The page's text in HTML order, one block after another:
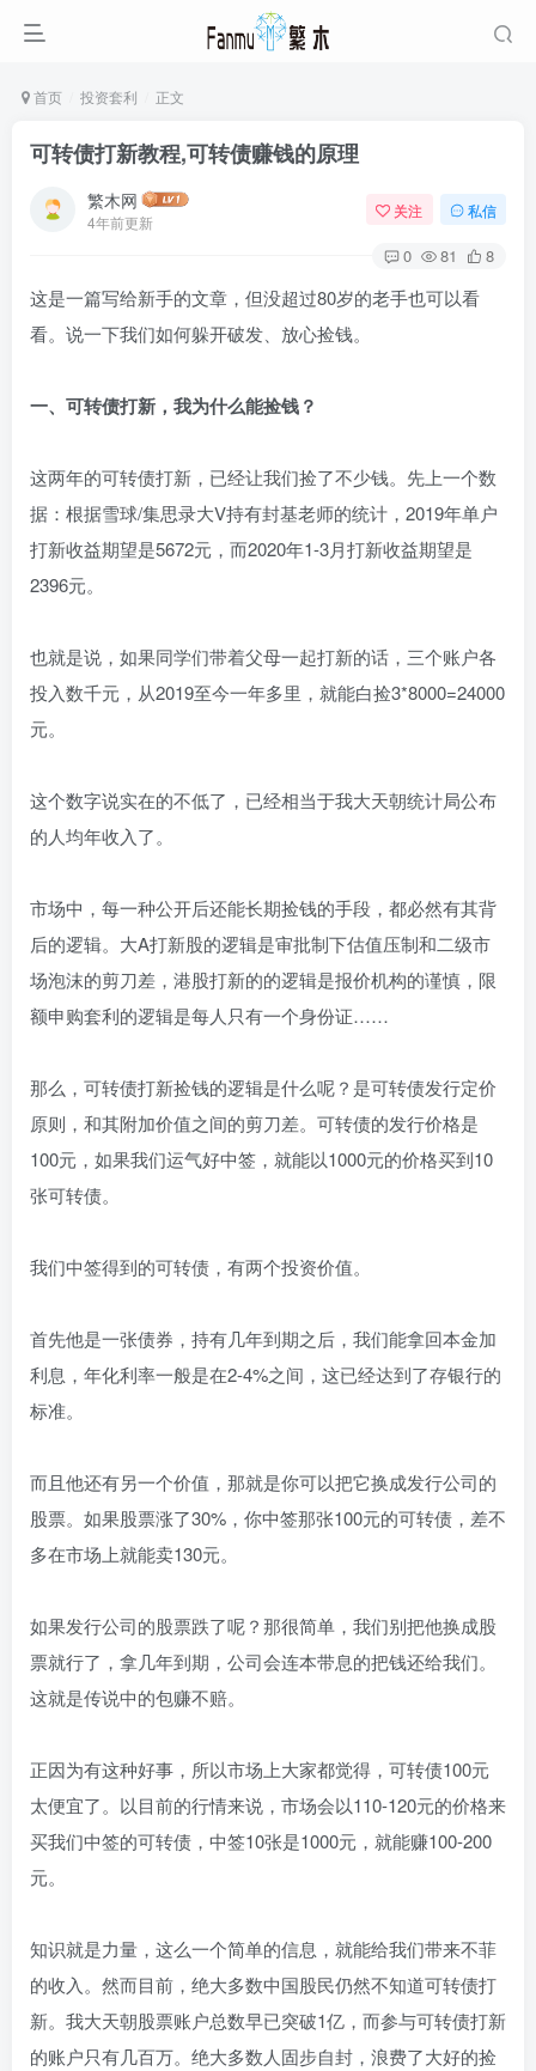
首页 投资套利 正文
可转债打新教程,可转债赚钱的原理
繁木网
4年前更新
关注 私信
0 81 8
这是一篇写给新手的文章，但没超过80岁的老手也可以看
看。说一下我们如何躲开破发、放心捡钱。
一、可转债打新，我为什么能捡钱？
这两年的可转债打新，已经让我们捡了不少钱。先上一个数
据：根据雪球/集思录大V持有封基老师的统计，2019年单户
打新收益期望是5672元，而2020年1-3月打新收益期望是
2396元。
也就是说，如果同学们带着父母一起打新的话，三个账户各
投入数千元，从2019至今一年多里，就能白捡3*8000=24000
元。
这个数字说实在的不低了，已经相当于我大天朝统计局公布
的人均年收入了。
市场中，每一种公开后还能长期捡钱的手段，都必然有其背
后的逻辑。大A打新股的逻辑是审批制下估值压制和二级市
场泡沫的剪刀差，港股打新的的逻辑是报价机构的谨慎，限
额申购套利的逻辑是每人只有一个身份证……
那么，可转债打新捡钱的逻辑是什么呢？是可转债发行定价
原则，和其附加价值之间的剪刀差。可转债的发行价格是
100元，如果我们运气好中签，就能以1000元的价格买到10
张可转债。
我们中签得到的可转债，有两个投资价值。
首先他是一张债券，持有几年到期之后，我们能拿回本金加
利息，年化利率一般是在2-4%之间，这已经达到了存银行的
标准。
而且他还有另一个价值，那就是你可以把它换成发行公司的
股票。如果股票涨了30%，你中签那张100元的可转债，差不
多在市场上就能卖130元。
如果发行公司的股票跌了呢？那很简单，我们别把他换成股
票就行了，拿几年到期，公司会连本带息的把钱还给我们。
这就是传说中的包赚不赔。
正因为有这种好事，所以市场上大家都觉得，可转债100元
太便宜了。以目前的行情来说，市场会以110-120元的价格来
买我们中签的可转债，中签10张是1000元，就能赚100-200
元。
知识就是力量，这么一个简单的信息，就能给我们带来不菲
的收入。然而目前，绝大多数中国股民仍然不知道可转债打
新。我大天朝股票账户总数早已突破1亿，而参与可转债打新
的账户只有几百万。绝大多数人固步自封，浪费了大好的捡